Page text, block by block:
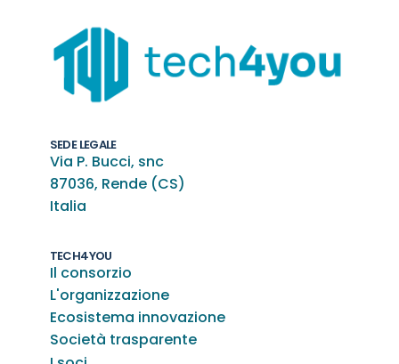
SEDE LEGALE
Via P. Bucci, snc
87036, Rende (CS)
Italia
TECH4YOU
Il consorzio
L'organizzazione
Ecosistema innovazione
Società trasparente